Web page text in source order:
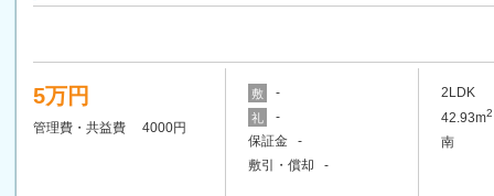
5万円
管理費・共益費 4000円
敷 -
礼
-
保証金 -
敷引・償却 -
2LDK
42.93m2
南